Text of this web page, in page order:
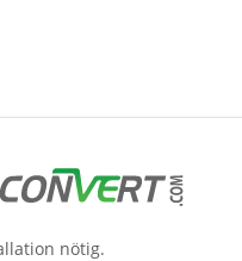
nötig.